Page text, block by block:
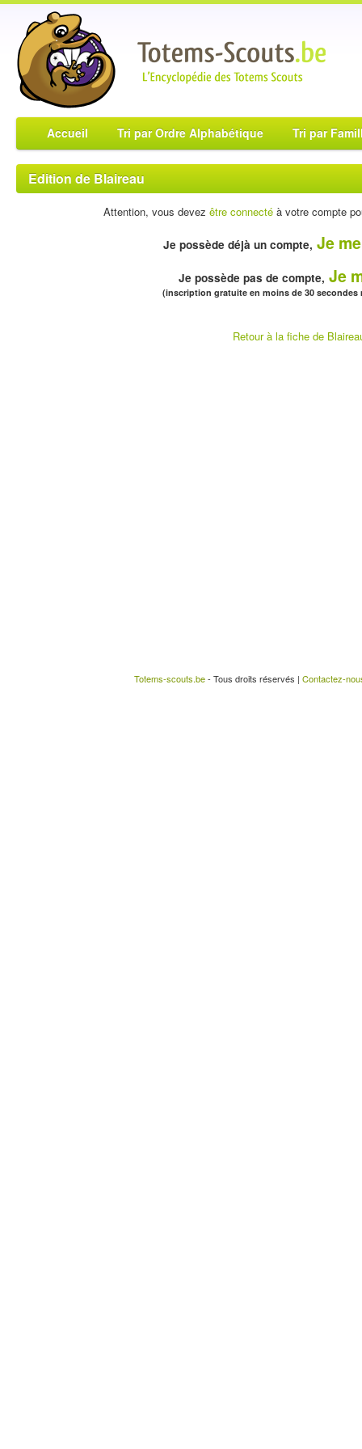
Accueil Tri par Ordre Alphabétique Tri par
Edition de Blaireau
Attention, vous devez être connectéà votre compte
Je possède déjà un compte, Je
Je possède pas de compte, Je
(inscription gratuite en moins de 30 secondes
Retour à la fiche de
Totems-scouts.be- Tous droits réservés | Contactez-